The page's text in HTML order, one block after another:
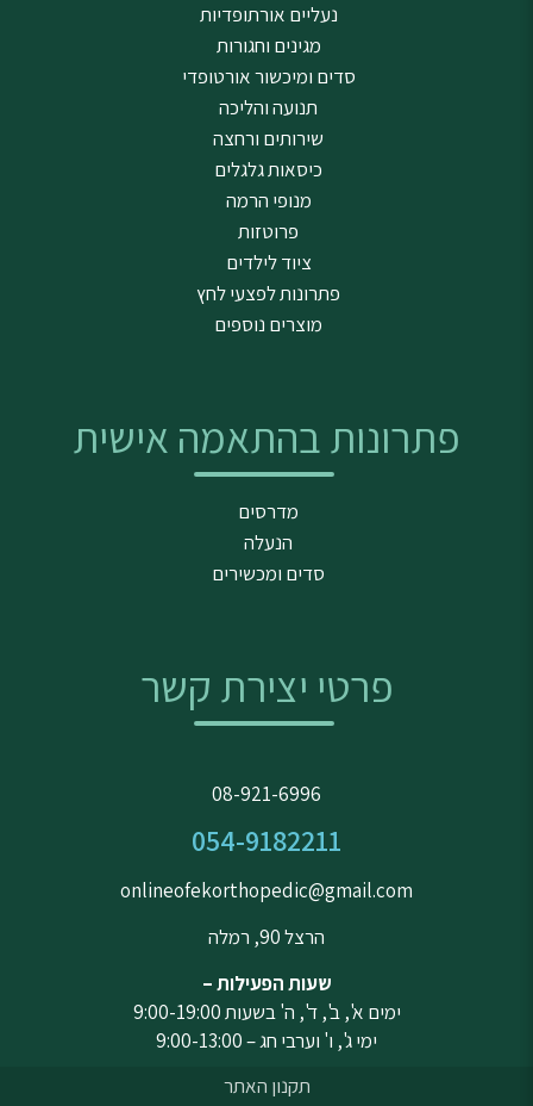
נעליים אורתופדיות
מגינים וחגורות
סדים ומיכשור אורטופדי
תנועה והליכה
שירותים ורחצה
כיסאות גלגלים
מנופי הרמה
פרוטזות
ציוד לילדים
פתרונות לפצעי לחץ
מוצרים נוספים
פתרונות בהתאמה אישית
מדרסים
הנעלה
סדים ומכשירים
פרטי יצירת קשר
08-921-6996
054-9182211
onlineofekorthopedic@gmail.com
הרצל 90, רמלה
שעות הפעילות –
ימים א', ב', ד', ה' בשעות 9:00-19:00
ימי ג', ו' וערבי חג – 9:00-13:00
תקנון האתר